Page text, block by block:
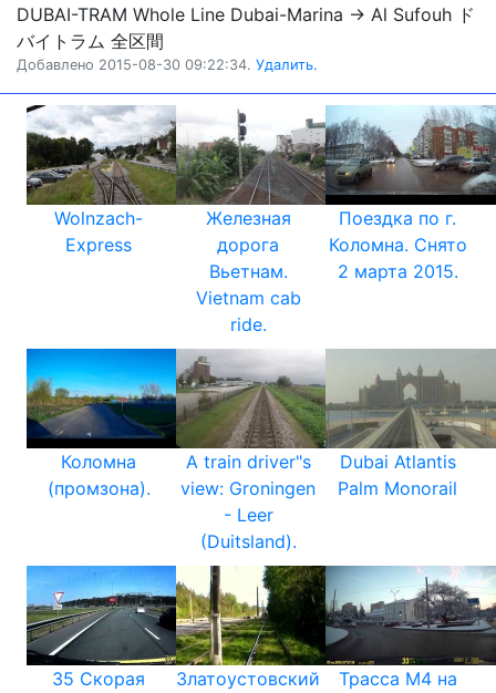
DUBAI-TRAM Whole Line Dubai-Marina → Al Sufouh ド
バイトラム 全区間
Добавлено 2015-08-30 09:22:34. Удалить.
Wolnzach-
Express
Железная
дорога
Вьетнам.
Vietnam cab
ride.
Поездка по г.
Коломна. Снято
2 марта 2015.
Коломна
(промзона).
A train driver"s
view: Groningen
- Leer
(Duitsland).
Dubai Atlantis
Palm Monorail
35 Скорая Златоустовский Трасса М4 на